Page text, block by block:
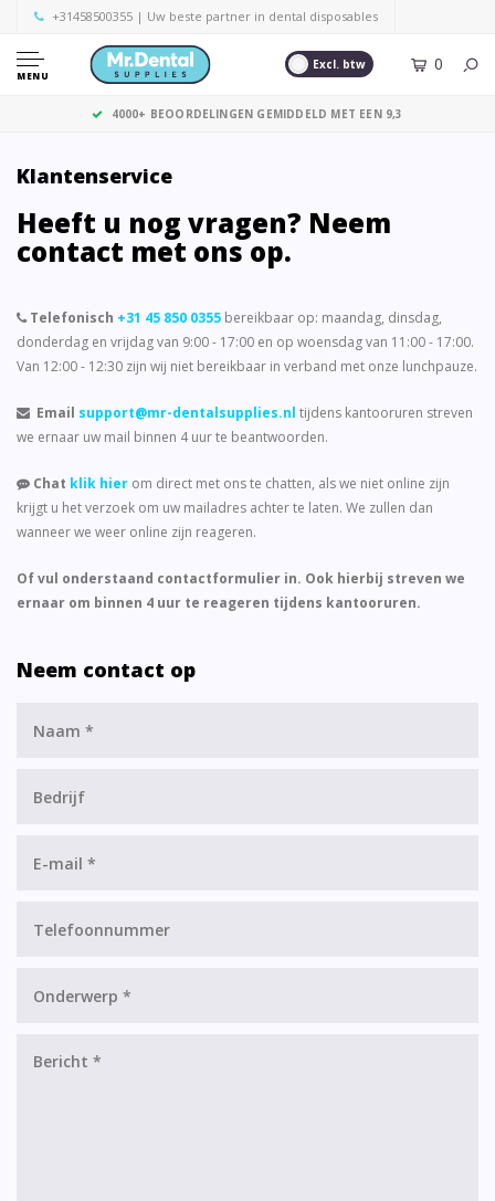
+31458500355 | Uw beste partner in dental disposables
MENU
Excl. btw 0
GRATIS VERZENDING VANAF € 125,- (EXCL. BTW)
Klantenservice
Heeft u nog vragen? Neem
contact met ons op.
Telefonisch +31 45 850 0355 bereikbaar op: maandag, dinsdag,
donderdag en vrijdag van 9:00 - 17:00 en op woensdag van 11:00 - 17:00.
Van 12:00 - 12:30 zijn wij niet bereikbaar in verband met onze lunchpauze.
Email support@mr-dentalsupplies.nl tijdens kantooruren streven
we ernaar uw mail binnen 4 uur te beantwoorden.
Chat klik hier om direct met ons te chatten, als we niet online zijn
krijgt u het verzoek om uw mailadres achter te laten. We zullen dan
wanneer we weer online zijn reageren.
Of vul onderstaand contactformulier in. Ook hierbij streven we
ernaar om binnen 4 uur te reageren tijdens kantooruren.
Neem contact op